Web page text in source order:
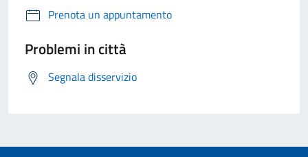
Prenota un appuntamento
Problemi in città
Segnala disservizio